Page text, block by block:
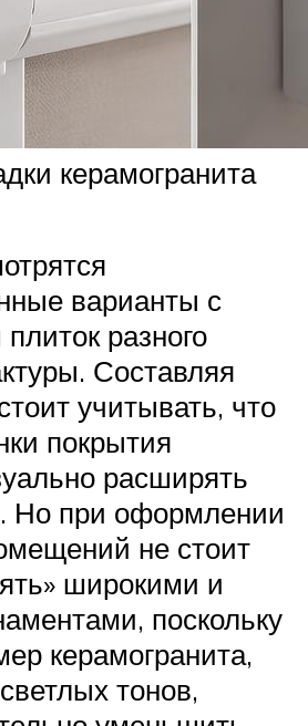
керамогранита
варианты с
разного
Составляя
учитывать, что
покрытия
расширять
Но при оформлении
не стоит
широкими и
поскольку
керамогранита,
тонов,